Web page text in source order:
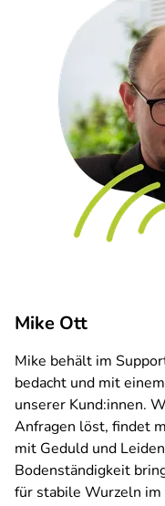
Mike Ott
Mike behält im
bedacht und mit
unserer Kund:innen.
Anfragen löst, findet
mit Geduld und
Bodenständigkeit
für stabile Wurzeln